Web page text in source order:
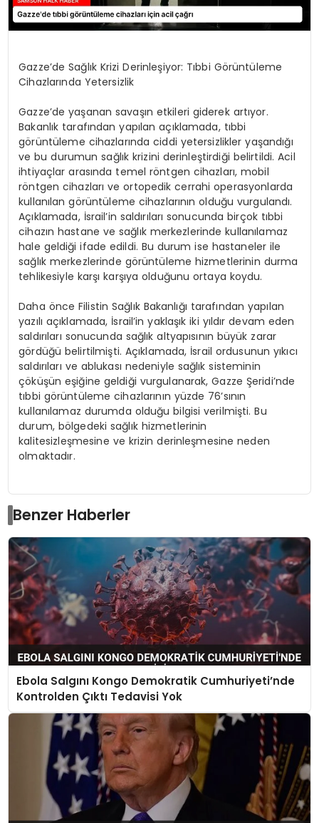
Gazze’de Sağlık Krizi Derinleşiyor: Tıbbi Görüntüleme
Cihazlarında Yetersizlik
Gazze’de yaşanan savaşın etkileri giderek artıyor.
Bakanlık tarafından yapılan açıklamada, tıbbi
görüntüleme cihazlarında ciddi yetersizlikler yaşandığı
ve bu durumun sağlık krizini derinleştirdiği belirtildi. Acil
ihtiyaçlar arasında temel röntgen cihazları, mobil
röntgen cihazları ve ortopedik cerrahi operasyonlarda
kullanılan görüntüleme cihazlarının olduğu vurgulandı.
Açıklamada, İsrail’in saldırıları sonucunda birçok tıbbi
cihazın hastane ve sağlık merkezlerinde kullanılamaz
hale geldiği ifade edildi. Bu durum ise hastaneler ile
sağlık merkezlerinde görüntüleme hizmetlerinin durma
tehlikesiyle karşı karşıya olduğunu ortaya koydu.
Daha önce Filistin Sağlık Bakanlığı tarafından yapılan
yazılı açıklamada, İsrail’in yaklaşık iki yıldır devam eden
saldırıları sonucunda sağlık altyapısının büyük zarar
gördüğü belirtilmişti. Açıklamada, İsrail ordusunun yıkıcı
saldırıları ve ablukası nedeniyle sağlık sisteminin
çöküşün eşiğine geldiği vurgulanarak, Gazze Şeridi’nde
tıbbi görüntüleme cihazlarının yüzde 76’sının
kullanılamaz durumda olduğu bilgisi verilmişti. Bu
durum, bölgedeki sağlık hizmetlerinin
kalitesizleşmesine ve krizin derinleşmesine neden
olmaktadır.
Benzer Haberler
Ebola Salgını Kongo Demokratik Cumhuriyeti’nde
Kontrolden Çıktı Tedavisi Yok